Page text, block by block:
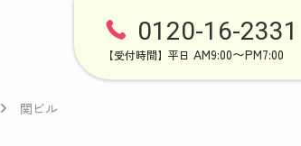
0120-16-2331
【受付時間】平日 AM9:00〜PM7:00
関ビル